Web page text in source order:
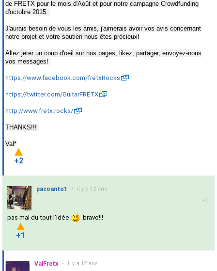
de FRETX pour le mois d'Août et pour notre campagne Crowdfunding
d'octobre 2015.
J'aurais besoin de vous les amis, j'aimerais avoir vos avis concernant
notre projet et votre soutien nous êtes précieux!
Allez jeter un coup d'oeil sur nos pages, likez, partager, envoyez-nous
vos messages!
https://www.facebook.com/fretxRocks
https://twitter.com/GuitarFRETX
http://www.fretx.rocks/
THANKS!!!
Val*
+2
#2
pacoanto1 • il y a 12 ans
pas mal du tout l'idée bravo!!!
+1
ValFretx • il y a 12 ans